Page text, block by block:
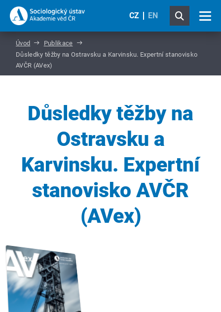
CZ EN
Úvod
Publikace
Důsledky těžby na Ostravsku a Karvinsku. Expertní stanovisko
AVČR (AVex)
Důsledky těžby na
Ostravsku a
Karvinsku. Expertní
stanovisko AVČR
(AVex)